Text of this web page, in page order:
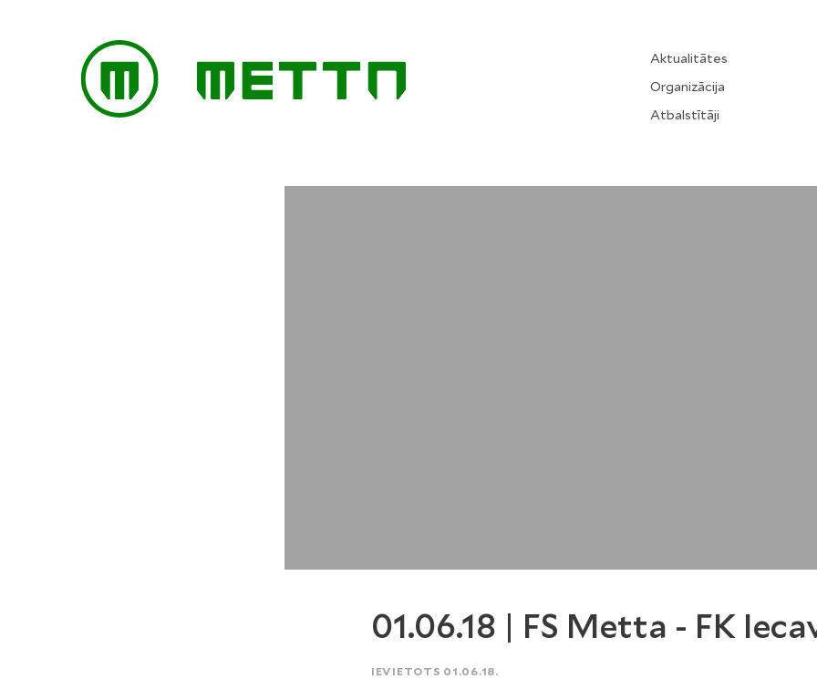
Aktualitātes
Organizācija
Atbalstītāji
01.06.18 | FS Metta - FK
IEVIETOTS 01.06.18.